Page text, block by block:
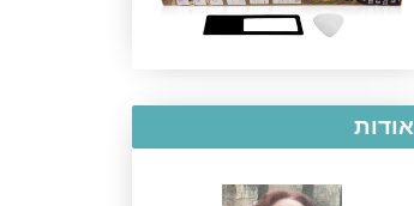
אודות